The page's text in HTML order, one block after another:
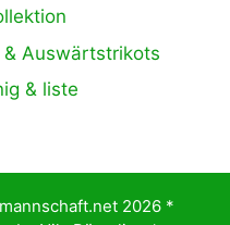
Auswärtstrikots
& liste
2026 *